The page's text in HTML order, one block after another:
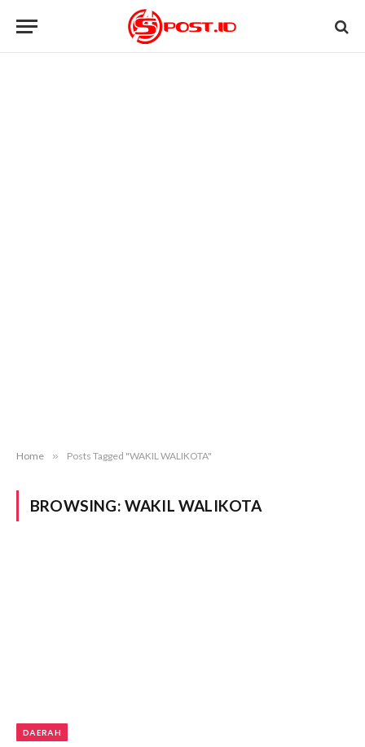
Home » Posts Tagged "WAKIL WALIKOTA"
BROWSING: WAKIL WALIKOTA
DAERAH